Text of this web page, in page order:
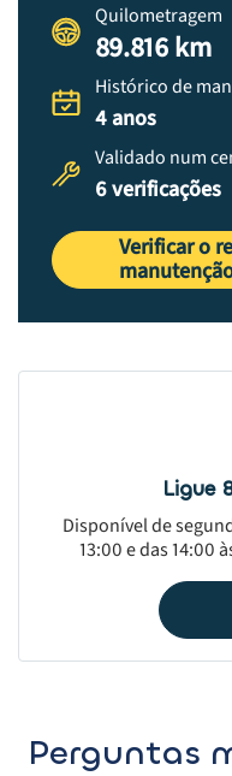
Quilometragem
89.816 km
Histórico de
4 anos
Validado num
6 verificações
Verificar o
Ligue
Disponível de
13:00 e das 14:00
Perguntas